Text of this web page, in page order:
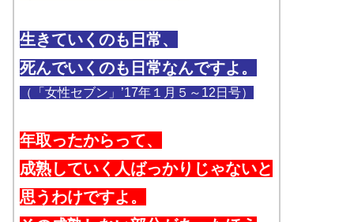
生きていくのも日常、
死んでいくのも日常なんですよ。
（「女性セブン」’17年１月５～12日号）
年取ったからって、
成熟していく人ばっかりじゃないと
思うわけですよ。